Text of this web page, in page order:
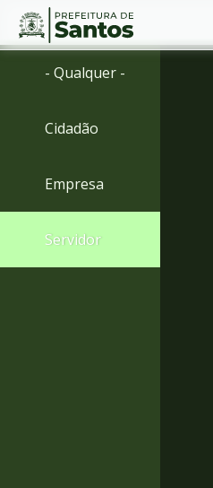
Ir
menu
para
Conteúdo
- Qualquer -
Cidadão
Empresa
Servidor